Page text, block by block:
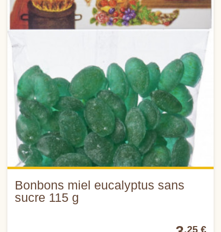
Bonbons miel eucalyptus sans
sucre 115 g
,25 €